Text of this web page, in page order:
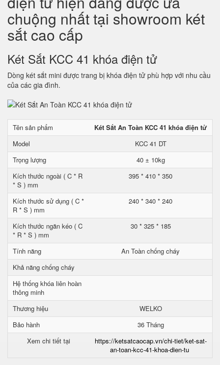
chuộng nhất tại showroom két
sắt cao cấp
Két Sắt KCC 41 khóa điện tử
Dòng két sắt mini được trang bị khóa điện tử phù hợp với nhu cầu
của các gia đình.
Tên sản phẩm
Két Sắt An Toàn KCC 41 khóa điện tử
Model
KCC 41 DT
Trọng lượng
40 ± 10kg
Kích thước ngoài ( C * R
* S ) mm
395 * 410 * 350
Kích thước sử dụng ( C *
R * S ) mm
240 * 340 * 240
Kích thước ngăn kéo ( C
* R * S ) mm
30 * 325 * 185
Tính năng
An Toàn chống cháy
Khả năng chống cháy
Hệ thống khóa liên hoàn
thông minh
Thương hiệu
WELKO
Bảo hành
36 Tháng
Xem chi tiết tại
https://ketsatcaocap.vn/chi-tiet/ket-sat-
an-toan-kcc-41-khoa-dien-tu